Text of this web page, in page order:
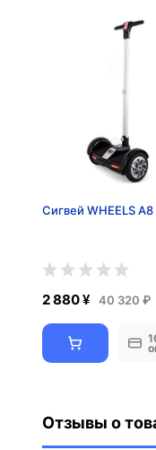
Сигвей WHEELS A8
2 880 ¥ 40 320 ₽
Отзывы о